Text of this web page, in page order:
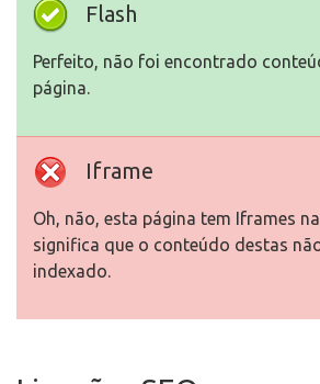
Flash
Perfeito, não foi encontrado
página.
Iframe
Oh, não, esta página tem Iframes
significa que o conteúdo destas
indexado.